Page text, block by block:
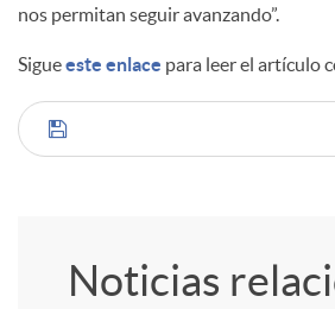
i
d
s
nos permitan seguir avanzando”.
Sigueeste enlace para leer el artículo
C
Noticias